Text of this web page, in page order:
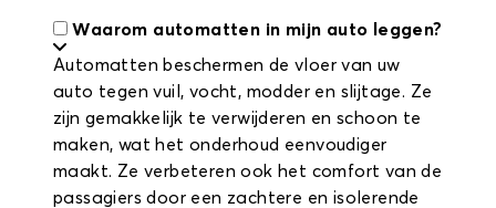
Waarom automatten in mijn auto leggen?
Automatten beschermen de vloer van uw
auto tegen vuil, vocht, modder en slijtage. Ze
zijn gemakkelijk te verwijderen en schoon te
maken, wat het onderhoud eenvoudiger
maakt. Ze verbeteren ook het comfort van de
passagiers door een zachtere en isolerende